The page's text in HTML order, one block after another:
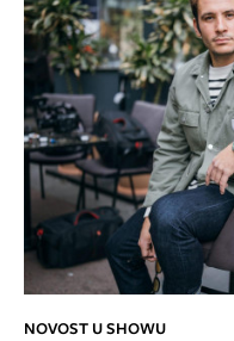
NOVOST U SHOWU